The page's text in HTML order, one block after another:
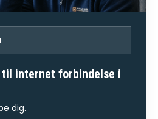
internet forbindelse i
dig.